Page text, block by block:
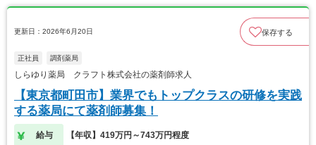
更新日：2026年6月20日 保存する
正社員 調剤薬局
しらゆり薬局 クラフト株式会社の薬剤師求人
【東京都町田市】業界でもトップクラスの研修を実践
する薬局にて薬剤師募集！
給与 【年収】419万円～743万円程度